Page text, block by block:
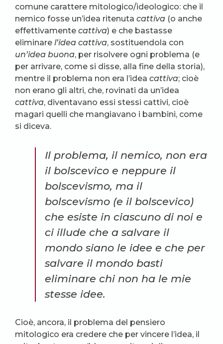
comune carattere mitologico/ideologico: che il
nemico fosse un’idea ritenuta cattiva (o anche
effettivamente cattiva) e che bastasse
eliminare l’idea cattiva, sostituendola con
un’idea buona, per risolvere ogni problema (e
per arrivare, come si disse, alla fine della storia),
mentre il problema non era l’idea cattiva; cioè
non erano gli altri, che, rovinati da un’idea
cattiva, diventavano essi stessi cattivi, cioè
magari quelli che mangiavano i bambini, come
si diceva.
Il problema, il nemico, non era
il bolscevico e neppure il
bolscevismo, ma il
bolscevismo (e il bolscevico)
che esiste in ciascuno di noi e
ci illude che a salvare il
mondo siano le idee e che per
salvare il mondo basti
eliminare chi non ha le mie
stesse idee.
Cioè, ancora, il problema del pensiero
mitologico era credere che per vincere l’idea, il